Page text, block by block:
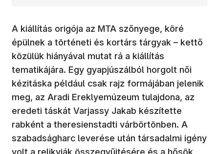
A kiállítás origója az MTA szőnyege, köré
épülnek a történeti és kortárs tárgyak – kettő
közülük hiányával mutat rá a kiállítás
tematikájára. Egy gyapjúszálból horgolt női
kézitáska például csak rajz formájában jelenik
meg, az Aradi Ereklyemúzeum tulajdona, az
eredeti táskát Varjassy Jakab készítette
rabként a theresienstadti várbörtönben. A
szabadságharc leverése után társadalmi igény
volt a relikviák összegyűjtésére és a hősök